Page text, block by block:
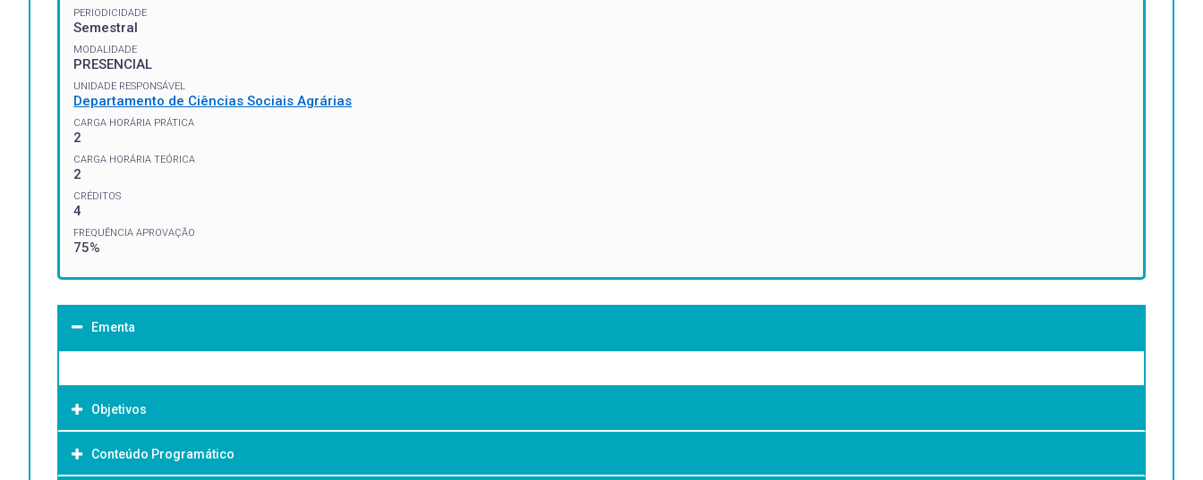
PERIODICIDADE
Semestral
MODALIDADE
PRESENCIAL
UNIDADE RESPONSÁVEL
Departamento de Ciências Sociais Agrárias
CARGA HORÁRIA PRÁTICA
2
CARGA HORÁRIA TEÓRICA
2
CRÉDITOS
4
FREQUÊNCIA APROVAÇÃO
75%
Ementa
Objetivos
Objetivo Geral:
Conteúdo Programático